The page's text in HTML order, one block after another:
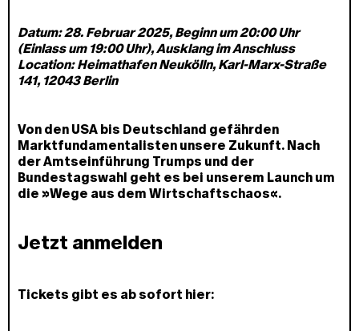
Datum: 28. Februar 2025, Beginn um 20:00 Uhr
(Einlass um 19:00 Uhr), Ausklang im Anschluss
Location: Heimathafen Neukölln, Karl-Marx-Straße
141, 12043 Berlin
Von den USA bis Deutschland gefährden
Marktfundamentalisten unsere Zukunft. Nach
der Amtseinführung Trumps und der
Bundestagswahl geht es bei unserem Launch um
die »Wege aus dem Wirtschaftschaos«.
Jetzt anmelden
Tickets gibt es ab sofort hier: